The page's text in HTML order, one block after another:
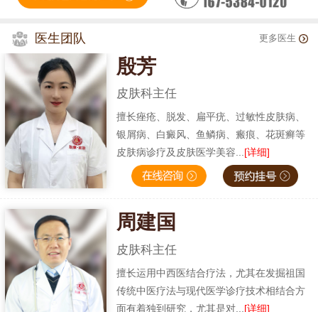
医生团队 更多医生
殷芳
皮肤科主任
擅长痤疮、脱发、扁平疣、过敏性皮肤病、
银屑病、白癜风、鱼鳞病、瘢痕、花斑癣等
皮肤病诊疗及皮肤医学美容... [详细]
周建国
皮肤科主任
擅长运用中西医结合疗法，尤其在发掘祖国
传统中医疗法与现代医学诊疗技术相结合方
面有着独到研究，尤其是对... [详细]